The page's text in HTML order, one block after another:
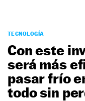
PODCAST
MOTOS
TECNOLOGÍA
MOTORTV
TECNOLOGÍA
Con este
será más
pasar frío
todo sin